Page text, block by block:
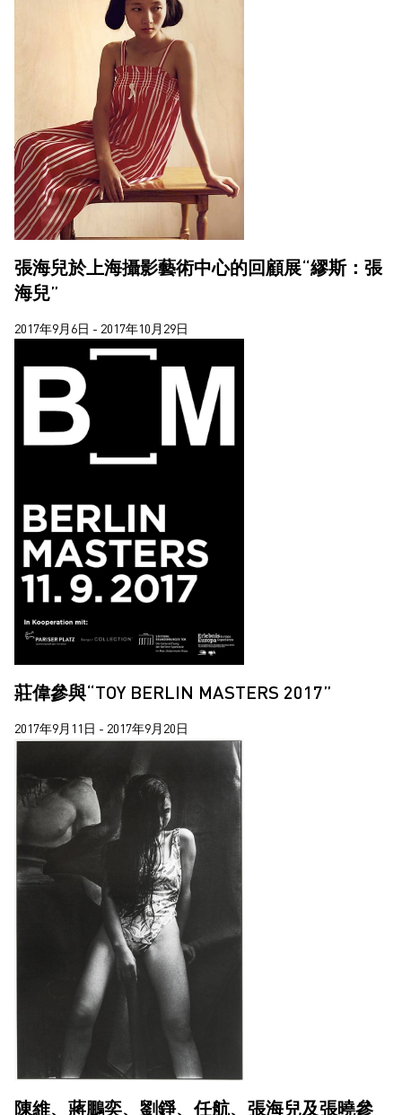
張海兒於上海攝影藝術中心的回顧展“繆斯：張
海兒”
2017年9月6日 - 2017年10月29日
莊偉參與“TOY BERLIN MASTERS 2017”
2017年9月11日 - 2017年9月20日
陳維、蔣鵬奕、劉錚、任航、張海兒及張曉參